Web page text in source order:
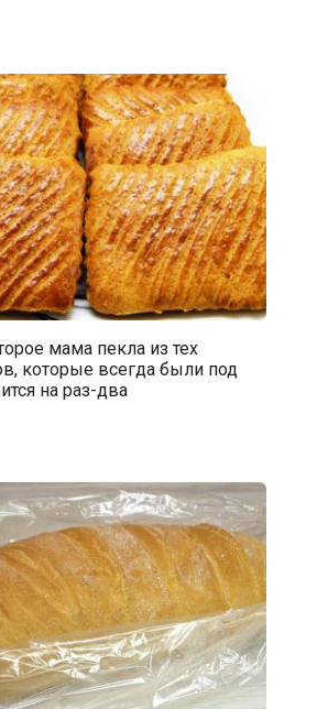
мама пекла из тех
которые всегда были под
на раз-два